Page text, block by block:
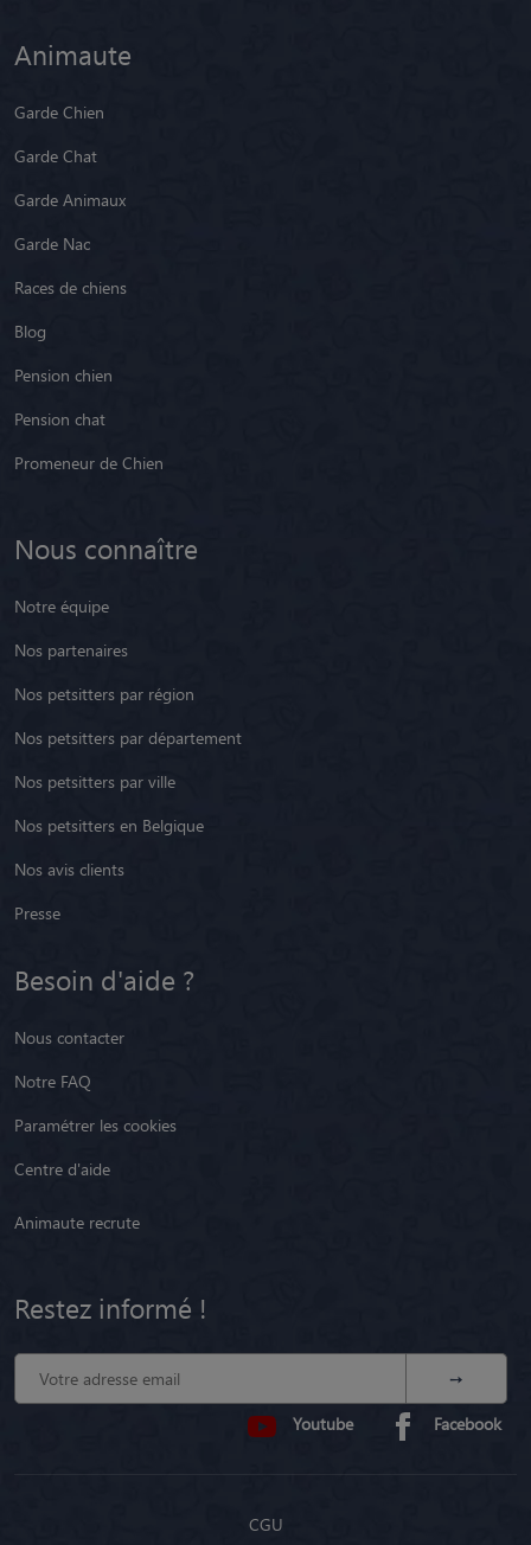
Animaute
Garde Chien
Garde Chat
Garde Animaux
Garde Nac
Races de chiens
Blog
Pension chien
Pension chat
Promeneur de Chien
Nous connaître
Notre équipe
Nos partenaires
Nos petsitters par région
Nos petsitters par département
Nos petsitters par ville
Nos petsitters en Belgique
Nos avis clients
Presse
Besoin d'aide ?
Nous contacter
Notre FAQ
Paramétrer les cookies
Centre d'aide
Animaute recrute
Restez informé !
Youtube Facebook
CGU